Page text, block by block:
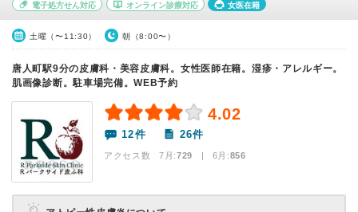
電子処方せん対応 オンライン診療対応 女医在籍
土曜（〜11:30） 朝（8:00〜）
唐人町駅9分の皮膚科・美容皮膚科。女性医師在籍。湿疹・アレルギー。
肌画像診断。駐車場完備。WEB予約
4.02
12件 26件
アクセス数 7月:729 | 6月:856